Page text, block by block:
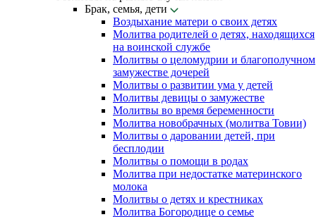
Брак, семья, дети
Воздыхание матери о своих детях
Молитва родителей о детях, находящихся
на воинской службе
Молитвы о целомудрии и благополучном
замужестве дочерей
Молитвы о развитии ума у детей
Молитвы девицы о замужестве
Молитвы во время беременности
Молитва новобрачных (молитва Товии)
Молитвы о даровании детей, при
бесплодии
Молитвы о помощи в родах
Молитва при недостатке материнского
молока
Молитвы о детях и крестниках
Молитва Богородице о семье